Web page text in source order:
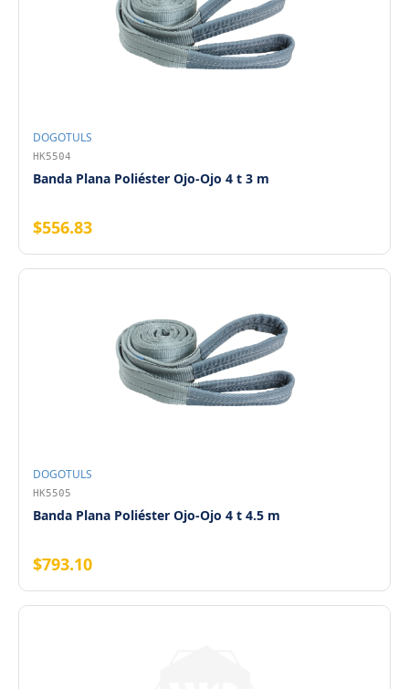
DOGOTULS
HK5504
Banda Plana Poliéster Ojo-Ojo 4 t 3 m
$556.83
DOGOTULS
HK5505
Banda Plana Poliéster Ojo-Ojo 4 t 4.5 m
$793.10